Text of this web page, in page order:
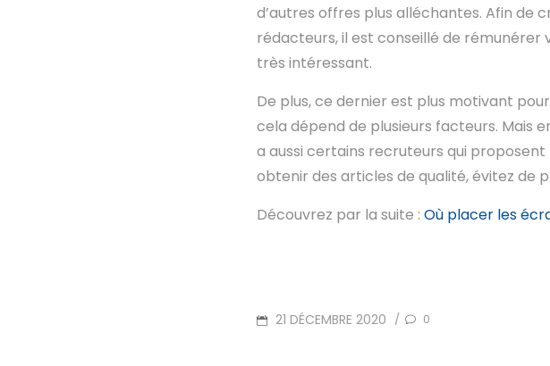
d’autres offres plus alléchantes. Afin
rédacteurs, il est conseillé de rémunérer
très intéressant.
De plus, ce dernier est plus motivant
cela dépend de plusieurs facteurs. Mais
a aussi certains recruteurs qui proposent
obtenir des articles de qualité, évitez de
Découvrez par la suite : Où placer les
POSTED
21 DÉCEMBRE 2020 / 0